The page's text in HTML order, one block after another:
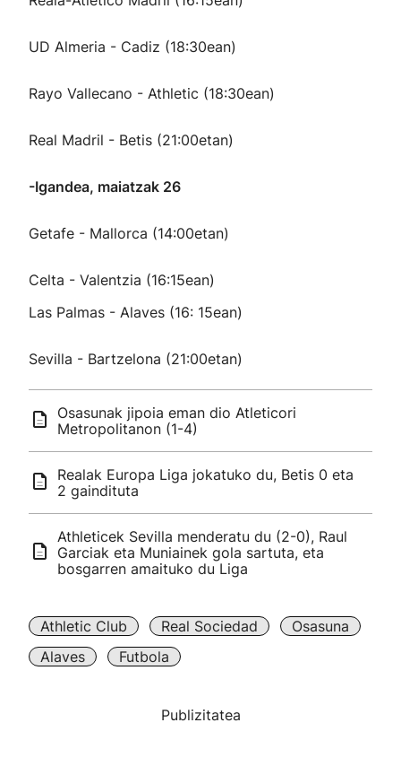
UD Almeria - Cadiz (18:30ean)
Rayo Vallecano - Athletic (18:30ean)
Real Madril - Betis (21:00etan)
-Igandea, maiatzak 26
Getafe - Mallorca (14:00etan)
Celta - Valentzia (16:15ean)
Las Palmas - Alaves (16: 15ean)
Sevilla - Bartzelona (21:00etan)
Osasunak jipoia eman dio Atleticori
Metropolitanon (1-4)
Realak Europa Liga jokatuko du, Betis 0 eta
2 gaindituta
Athleticek Sevilla menderatu du (2-0), Raul
Garciak eta Muniainek gola sartuta, eta
bosgarren amaituko du Liga
Athletic Club Real Sociedad
Osasuna
Alaves
Futbola
Publizitatea